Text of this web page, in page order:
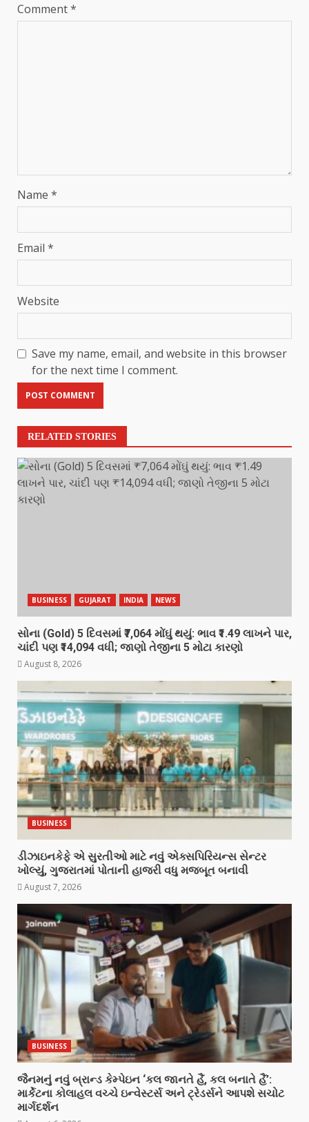
Comment*
Name *
Email *
Website
Save my name, email, and website in this browser
for the next time I comment.
RELATED STORIES
BUSINESS GUJARAT INDIA NEWS
સોના (Gold) 5 દિવસમાં ₹7,064 મોંઘું થયું: ભાવ ₹1.49 લાખને પાર,
ચાંદી પણ ₹14,094 વધી; જાણો તેજીના 5 મોટા કારણો
August 8, 2026
BUSINESS
ડીઝાઇનકેફે એ સુરતીઓ માટે નવું એક્સપિરિયન્સ સેન્ટર
ખોલ્યું, ગુજરાતમાં પોતાની હાજરી વધુ મજબૂત બનાવી
August 7, 2026
BUSINESS
જૈનમનું નવું બ્રાન્ડ કેમ્પેઇન ‘કલ જાનતે હૈં, કલ બનાતે હૈં’:
માર્કેટના કોલાહલ વચ્ચે ઇન્વેસ્ટર્સ અને ટ્રેડર્સને આપશે સચોટ
માર્ગદર્શન